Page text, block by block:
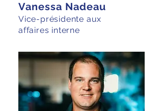
Vanessa Nadeau
Vice-présidente aux
affaires interne